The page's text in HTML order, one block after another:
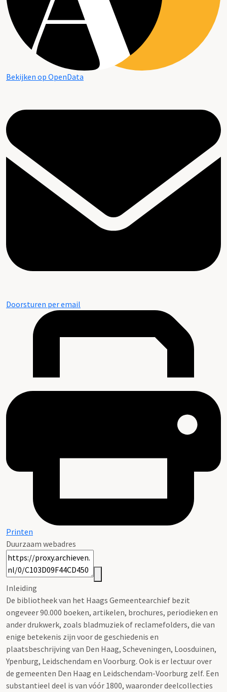
Bekijken op OpenData
Doorsturen per email
Printen
Duurzaam webadres
Inleiding
De bibliotheek van het Haags Gemeentearchief bezit
ongeveer 90.000 boeken, artikelen, brochures, periodieken en
ander drukwerk, zoals bladmuziek of reclamefolders, die van
enige betekenis zijn voor de geschiedenis en
plaatsbeschrijving van Den Haag, Scheveningen, Loosduinen,
Ypenburg, Leidschendam en Voorburg. Ook is er lectuur over
de gemeenten Den Haag en Leidschendam-Voorburg zelf. Een
substantieel deel is van vóór 1800, waaronder deelcollecties